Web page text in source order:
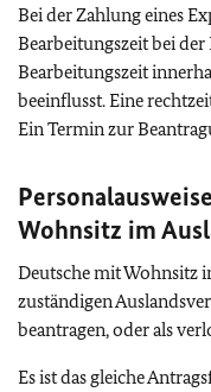
Bei der Zahlung eines
Bearbeitungszeit bei
Bearbeitungszeit
beeinflusst. Eine
Ein Termin zur
Wohnsitz im
Deutsche mit Wohnsitz
zuständigen
beantragen, oder als
Es ist das gleiche